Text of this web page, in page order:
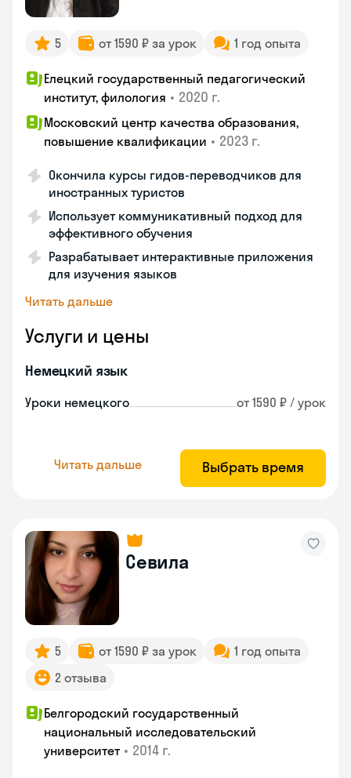
5 от 1590 ₽ за урок 1 год опыта
Елецкий государственный педагогический
институт, филология • 2020 г.
Московский центр качества образования,
повышение квалификации • 2023 г.
Окончила курсы гидов-переводчиков для
иностранных туристов
Использует коммуникативный подход для
эффективного обучения
Разрабатывает интерактивные приложения
для изучения языков
Читать дальше
Услуги и цены
Немецкий язык
Уроки немецкого от 1590 ₽ / урок
Читать дальше Выбрать время
Севила
5 от 1590 ₽ за урок
1 год опыта
2 отзыва
Белгородский государственный
национальный исследовательский
университет • 2014 г.